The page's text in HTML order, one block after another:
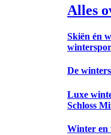
Alles
Skiën én
De
Luxe
Schloss
Winter en